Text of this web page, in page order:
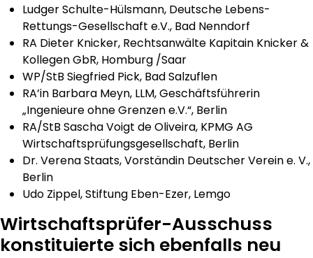
Ludger Schulte-Hülsmann, Deutsche Lebens-
Rettungs-Gesellschaft e.V., Bad Nenndorf
RA Dieter Knicker, Rechtsanwälte Kapitain Knicker &
Kollegen GbR, Homburg /Saar
WP/StB Siegfried Pick, Bad Salzuflen
RA’in Barbara Meyn, LLM, Geschäftsführerin
„Ingenieure ohne Grenzen e.V.“, Berlin
RA/StB Sascha Voigt de Oliveira, KPMG AG
Wirtschaftsprüfungsgesellschaft, Berlin
Dr. Verena Staats, Vorständin Deutscher Verein e. V.,
Berlin
Udo Zippel, Stiftung Eben-Ezer, Lemgo
Wirtschaftsprüfer-Ausschuss
konstituierte sich ebenfalls neu